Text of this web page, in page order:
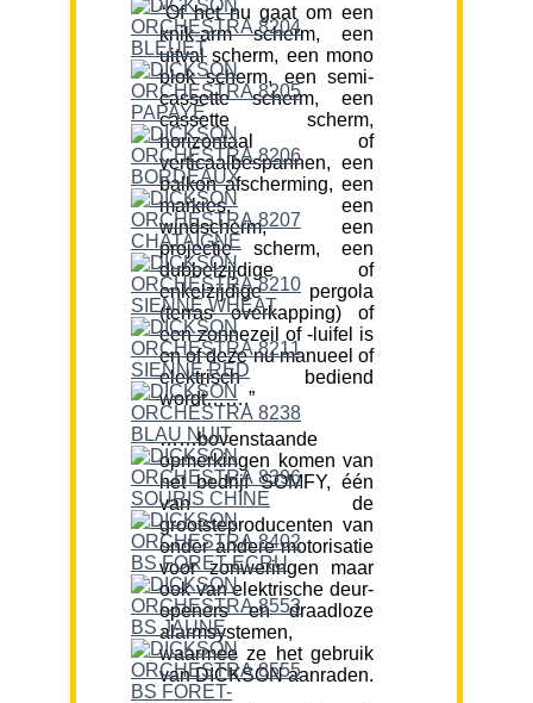
“Of het nu gaat om een
knik-arm scherm, een
uitval scherm, een mono
blok scherm, een semi-
cassette scherm, een
cassette scherm,
horizontaal of
verticaalbespannen, een
balkon afscherming, een
markies, een
windscherm, een
projectie scherm, een
dubbelzijdige of
enkelzijdige pergola
(terras overkapping) of
een zonnezeil of -luifel is
en of deze nu manueel of
elektrisch bediend
wordt…….”
……bovenstaande
opmerkingen komen van
het bedrijf SOMFY, één
van de
grootsteproducenten van
onder andere motorisatie
voor zonweringen maar
ook van elektrische deur-
openers en draadloze
alarmsystemen,
waarmee ze het gebruik
van DICKSON aanraden.